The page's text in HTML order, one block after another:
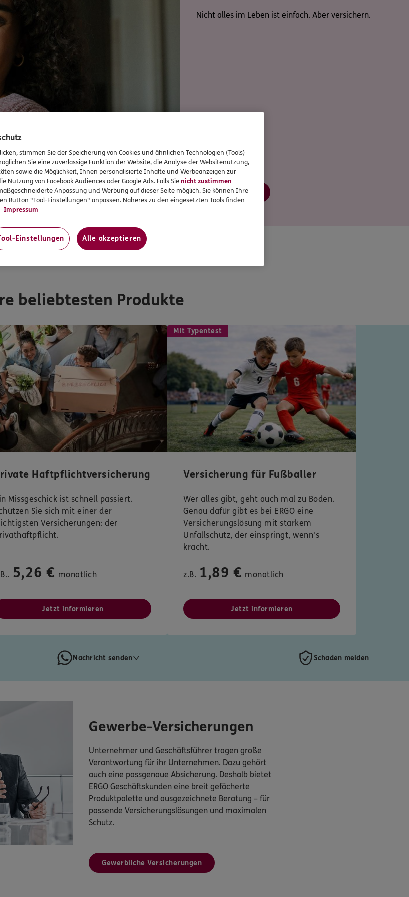
Nicht alles im Leben ist einfach. Aber versichern.
Jetzt informieren
und Vorsorge
beliebtesten Produkte
Haftpflichtversicherung
Missgeschick ist schnell passiert.
Sie sich mit einer der
Versicherungen: der
5,26 € monatlich
Jetzt informieren
Mit Typentest
Versicherung für Fußballer
Wer alles gibt, geht auch mal zu Boden.
Genau dafür gibt es bei ERGO eine
Versicherungslösung mit starkem
Unfallschutz, der einspringt, wenn's
kracht.
z.B. 1,89 € monatlich
Jetzt informieren
Nachricht senden Schaden melden
Gewerbe-Versicherungen
Unternehmer und Geschäftsführer tragen große
Verantwortung für ihr Unternehmen. Dazu gehört
auch eine passgenaue Absicherung. Deshalb bietet
ERGO Geschäftskunden eine breit gefächerte
Produktpalette und ausgezeichnete Beratung – für
passende Versicherungslösungen und maximalen
Schutz.
Gewerbliche Versicherungen
stimmen Sie der Speicherung von Cookies und ähnlichen Technologien (Tools)
Sie eine zuverlässige Funktion der Website, die Analyse der Websitenutzung,
sowie die Möglichkeit, Ihnen personalisierte Inhalte und Werbeanzeigen zur
Nutzung von Facebook Audiences oder Google Ads. Falls Sienicht zustimmen
Anpassung und Werbung auf dieser Seite möglich. Sie können Ihre
Button "Tool-Einstellungen" anpassen. Näheres zu den eingesetzten Tools finden
Impressum
Einstellungen Alle akzeptieren